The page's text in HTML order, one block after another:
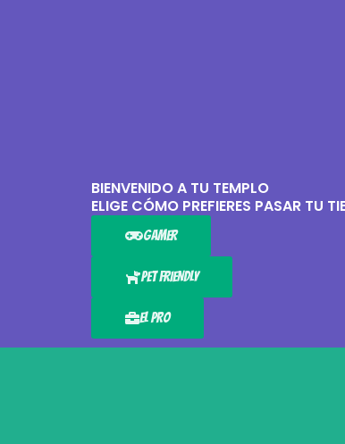
BIENVENIDO A TU TEMPLO
ELIGE CÓMO PREFIERES PASAR TU
GAMER
PET FRIENDLY
EL PRO